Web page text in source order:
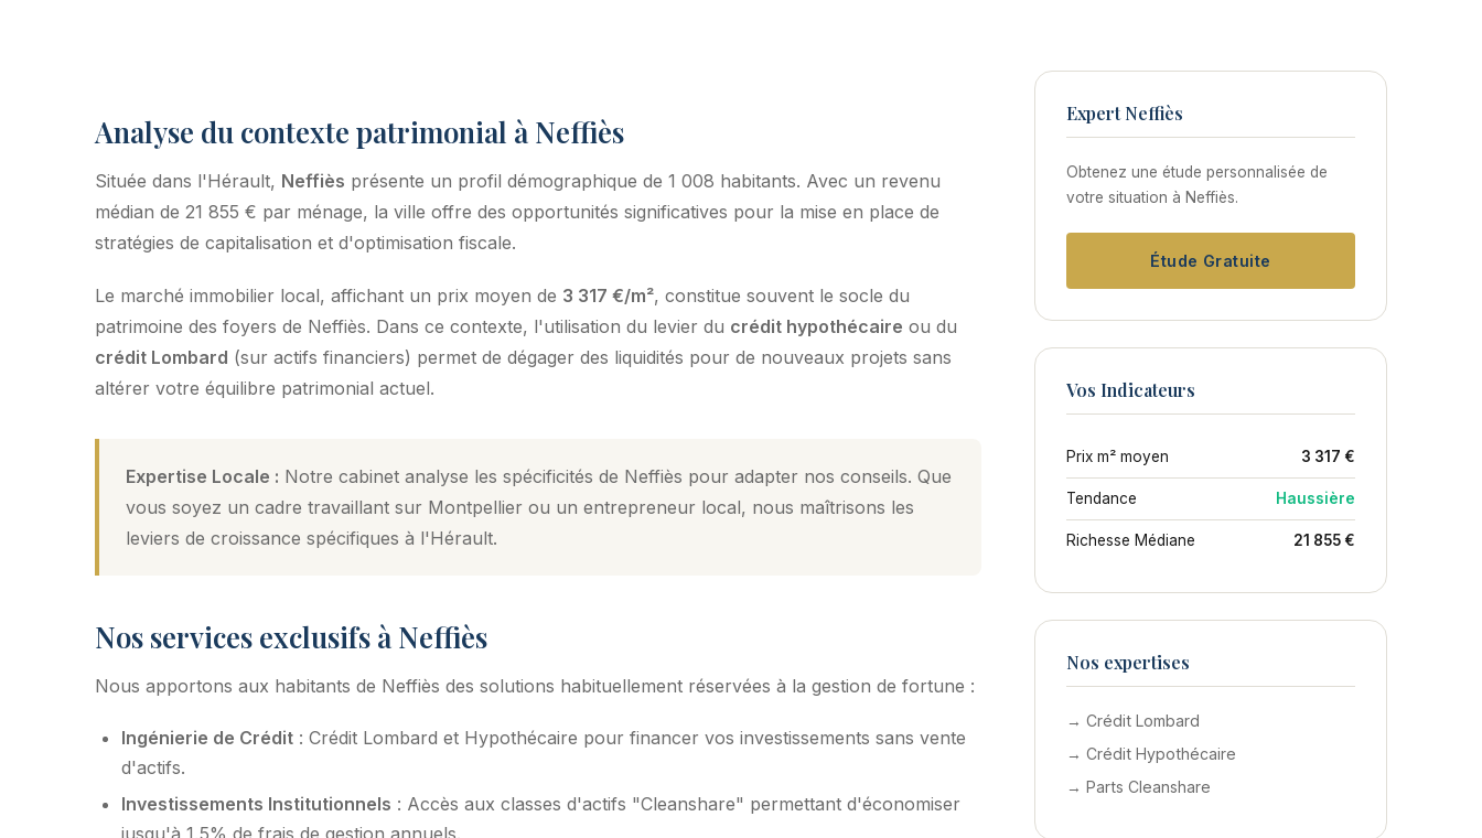
Analyse du contexte patrimonial à Neffiès
Située dans l'Hérault, Neffiès présente un profil démographique de 1 008 habitants. Avec un revenu
médian de 21 855 € par ménage, la ville offre des opportunités significatives pour la mise en place de
stratégies de capitalisation et d'optimisation fiscale.
Le marché immobilier local, affichant un prix moyen de 3 317 €/m², constitue souvent le socle du
patrimoine des foyers de Neffiès. Dans ce contexte, l'utilisation du levier du crédit hypothécaire ou du
crédit Lombard (sur actifs financiers) permet de dégager des liquidités pour de nouveaux projets sans
altérer votre équilibre patrimonial actuel.
Expertise Locale : Notre cabinet analyse les spécificités de Neffiès pour adapter nos conseils. Que
vous soyez un cadre travaillant sur Montpellier ou un entrepreneur local, nous maîtrisons les
leviers de croissance spécifiques à l'Hérault.
Nos services exclusifs à Neffiès
Nous apportons aux habitants de Neffiès des solutions habituellement réservées à la gestion de fortune :
Ingénierie de Crédit : Crédit Lombard et Hypothécaire pour financer vos investissements sans vente
d'actifs.
Investissements Institutionnels : Accès aux classes d'actifs "Cleanshare" permettant d'économiser
jusqu'à 1,5% de frais de gestion annuels.
Expert Neffiès
Obtenez une étude personnalisée de
votre situation à Neffiès.
Étude Gratuite
Vos Indicateurs
Prix m² moyen 3 317 €
Tendance Haussière
Richesse Médiane 21 855 €
Nos expertises
→ Crédit Lombard
→ Crédit Hypothécaire
→ Parts Cleanshare